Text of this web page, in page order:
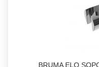
BRUMA ELO